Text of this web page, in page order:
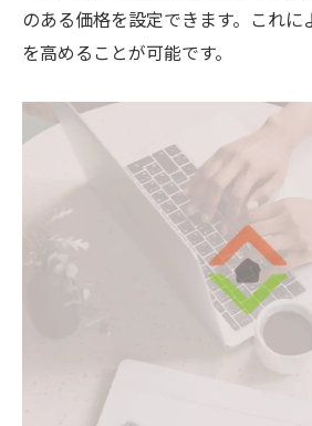
のある価格を設定できます。これに
を高めることが可能です。